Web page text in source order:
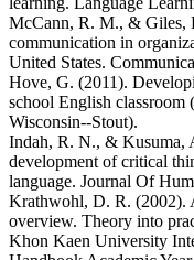
McCann, R. M., & Giles,
communication in
United States.
Hove, G. (2011).
school English
Wisconsin--Stout).
Indah, R. N., & Kusuma,
development of critical
language. Journal Of
Krathwohl, D. R. (2002).
overview. Theory into
Khon Kaen University